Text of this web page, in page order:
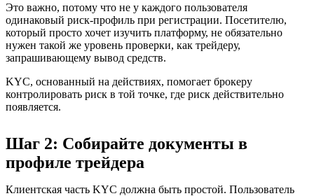
Это важно, потому что не у каждого пользователя
одинаковый риск-профиль при регистрации. Посетителю,
который просто хочет изучить платформу, не обязательно
нужен такой же уровень проверки, как трейдеру,
запрашивающему вывод средств.
KYC, основанный на действиях, помогает брокеру
контролировать риск в той точке, где риск действительно
появляется.
Шаг 2: Собирайте документы в
профиле трейдера
Клиентская часть KYC должна быть простой. Пользователь